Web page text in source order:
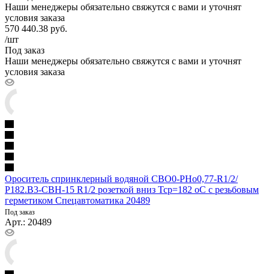
Наши менеджеры обязательно свяжутся с вами и уточнят
условия заказа
570 440.38 руб.
/шт
Под заказ
Наши менеджеры обязательно свяжутся с вами и уточнят
условия заказа
Ороситель спринклерный водяной СВО0-РНо0,77-R1/2/
Р182.В3-СВН-15 R1/2 розеткой вниз Тср=182 оС с резьбовым
герметиком Спецавтоматика 20489
Под заказ
Арт.: 20489